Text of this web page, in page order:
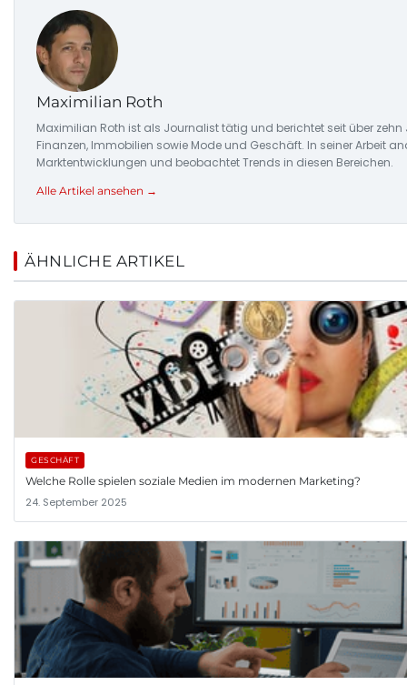
Maximilian Roth
Maximilian Roth ist als Journalist tätig und berichtet seit über zehn
Finanzen, Immobilien sowie Mode und Geschäft. In seiner Arbeit
Marktentwicklungen und beobachtet Trends in diesen Bereichen.
Alle Artikel ansehen →
ÄHNLICHE ARTIKEL
GESCHÄFT
Welche Rolle spielen soziale Medien im modernen Marketing?
24. September 2025